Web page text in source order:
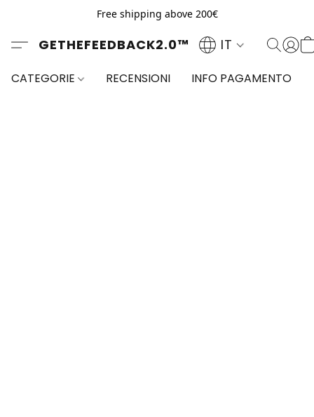
Free shipping above 200€
GETHEFEEDBACK2.0™ IT
CATEGORIE RECENSIONI INFO PAGAMENTO